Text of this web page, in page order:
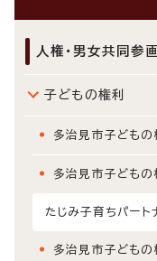
人権・男女共同参
子どもの権利
多治見市子ども
多治見市子どもの
たじみ子育ちパート
多治見市子どもの